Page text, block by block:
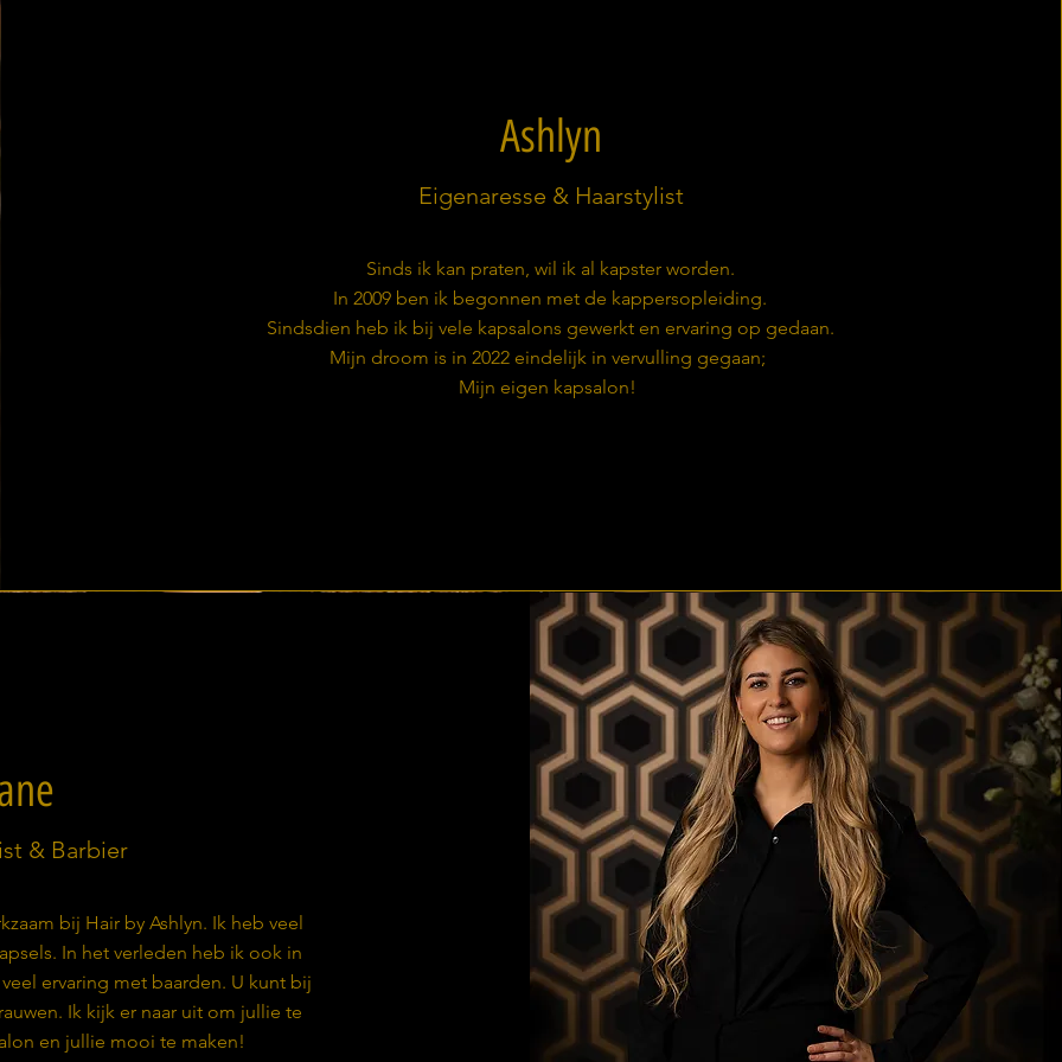
Ashlyn
Eigenaresse & Haarstylist
Sinds ik kan praten, wil ik al kapster worden.
In 2009 ben ik begonnen met de kappersopleiding.
Sindsdien heb ik bij vele kapsalons gewerkt en ervaring op gedaan.
Mijn droom is in 2022 eindelijk in vervulling gegaan;
Mijn eigen kapsalon!
& Barbier
bij Hair by Ashlyn. Ik heb veel
In het verleden heb ik ook in
ervaring met baarden. U kunt bij
Ik kijk er naar uit om jullie te
en jullie mooi te maken!